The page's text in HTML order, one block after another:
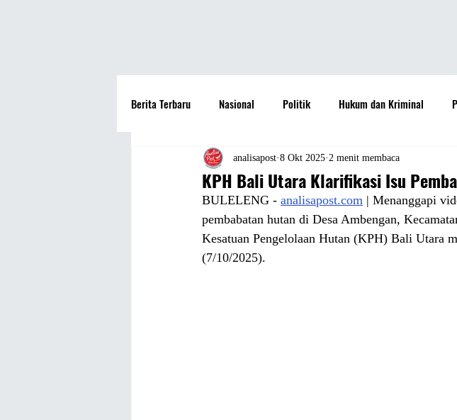
Berita Terbaru Nasional Politik Hukum dan Kriminal
Travel Seni dan Budaya Sastra
Film Hiburan Properti Informasi
KPH Bali Utara Klarifikasi Isu
analisapost 8 Okt 2025 2 menit membaca
BULELENG - analisapost.com | Menanggapi
pembabatan hutan di Desa Ambengan,
Kesatuan Pengelolaan Hutan (KPH) Bali Utara
(7/10/2025).